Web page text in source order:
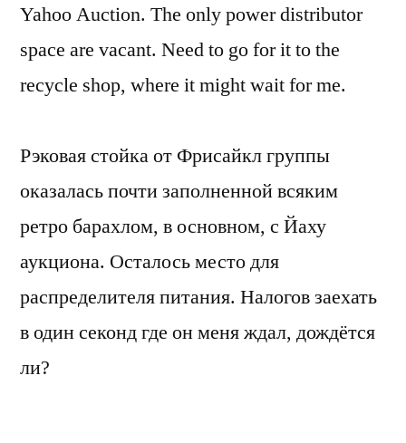
Yahoo Auction. The only power distributor
space are vacant. Need to go for it to the
recycle shop, where it might wait for me.
Рэковая стойка от Фрисайкл группы
оказалась почти заполненной всяким
ретро барахлом, в основном, с Йаху
аукциона. Осталось место для
распределителя питания. Налогов заехать
в один секонд где он меня ждал, дождётся
ли?